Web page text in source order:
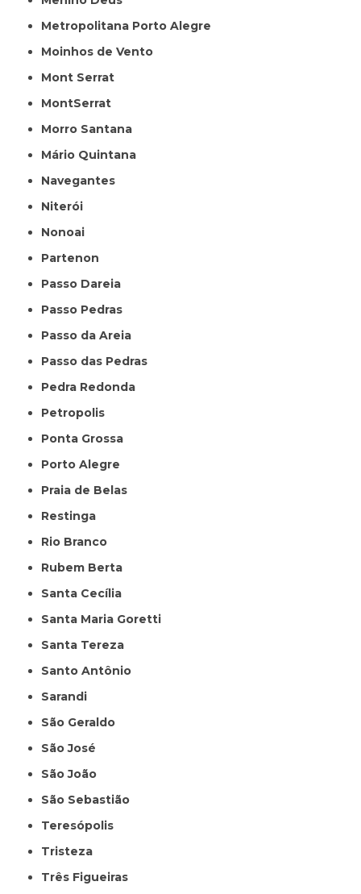
Metropolitana Porto Alegre
Moinhos de Vento
Mont Serrat
MontSerrat
Morro Santana
Mário Quintana
Navegantes
Niterói
Nonoai
Partenon
Passo Dareia
Passo Pedras
Passo da Areia
Passo das Pedras
Pedra Redonda
Petropolis
Ponta Grossa
Porto Alegre
Praia de Belas
Restinga
Rio Branco
Rubem Berta
Santa Cecília
Santa Maria Goretti
Santa Tereza
Santo Antônio
Sarandi
São Geraldo
São José
São João
São Sebastião
Teresópolis
Tristeza
Três Figueiras